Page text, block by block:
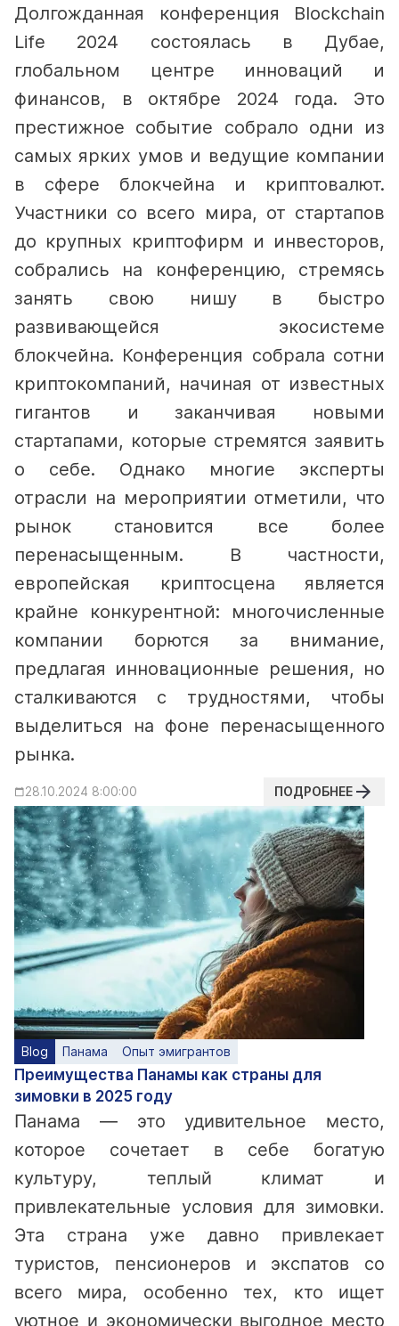
Долгожданная конференция Blockchain
Life 2024 состоялась в Дубае,
глобальном центре инноваций и
финансов, в октябре 2024 года. Это
престижное событие собрало одни из
самых ярких умов и ведущие компании
в сфере блокчейна и криптовалют.
Участники со всего мира, от стартапов
до крупных криптофирм и инвесторов,
собрались на конференцию, стремясь
занять свою нишу в быстро
развивающейся экосистеме
блокчейна. Конференция собрала сотни
криптокомпаний, начиная от известных
гигантов и заканчивая новыми
стартапами, которые стремятся заявить
о себе. Однако многие эксперты
отрасли на мероприятии отметили, что
рынок становится все более
перенасыщенным. В частности,
европейская криптосцена является
крайне конкурентной: многочисленные
компании борются за внимание,
предлагая инновационные решения, но
сталкиваются с трудностями, чтобы
выделиться на фоне перенасыщенного
рынка.
28.10.2024 8:00:00 ПОДРОБНЕЕ
Blog Панама Опыт эмигрантов
Преимущества Панамы как страны для
зимовки в 2025 году
Панама — это удивительное место,
которое сочетает в себе богатую
культуру, теплый климат и
привлекательные условия для зимовки.
Эта страна уже давно привлекает
туристов, пенсионеров и экспатов со
всего мира, особенно тех, кто ищет
уютное и экономически выгодное место